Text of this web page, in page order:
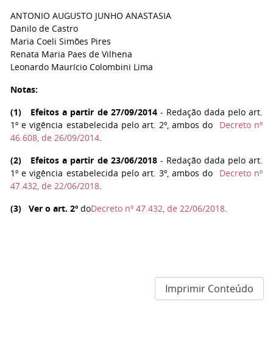
ANTONIO AUGUSTO JUNHO ANASTASIA
Danilo de Castro
Maria Coeli Simões Pires
Renata Maria Paes de Vilhena
Leonardo Maurício Colombini Lima
Notas:
(1) Efeitos a partir de 27/09/2014- Redação dada pelo art.
1º e vigência estabelecida pelo art. 2º, ambos do Decreto nº
46.608, de 26/09/2014.
(2) Efeitos a partir de 23/06/2018- Redação dada pelo art.
1º e vigência estabelecida pelo art. 3º, ambos do Decreto nº
47.432, de 22/06/2018.
(3) Ver o art. 2º doDecreto nº 47.432, de 22/06/2018.
Imprimir Conteúdo